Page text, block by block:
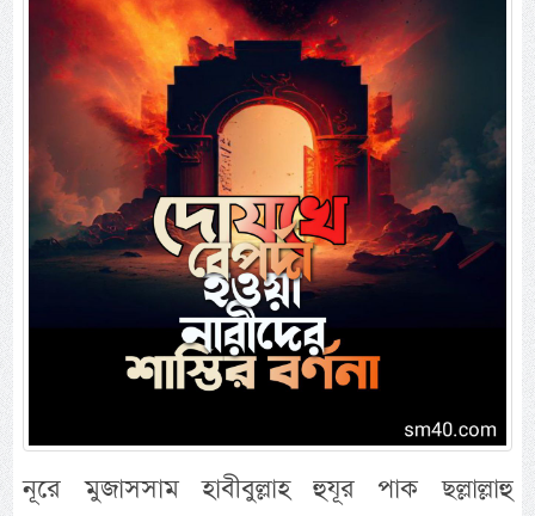
নূরে মুজাসসাম হাবীবুল্লাহ হুযূর পাক ছল্লাল্লাহু